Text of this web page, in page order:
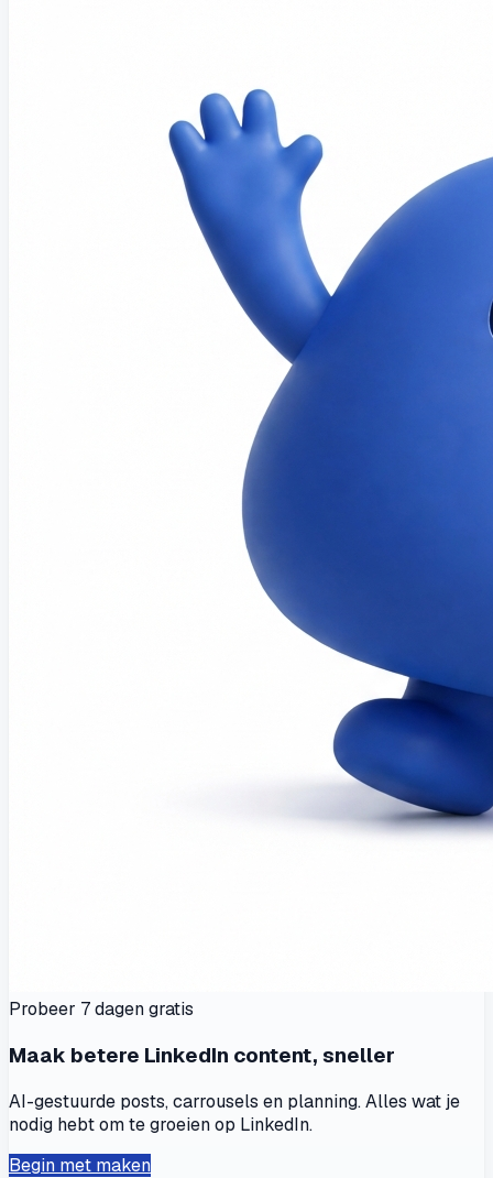
Probeer 7 dagen gratis
Maak betere LinkedIn content, sneller
AI-gestuurde posts, carrousels en planning. Alles wat je
nodig hebt om te groeien op LinkedIn.
Begin met maken